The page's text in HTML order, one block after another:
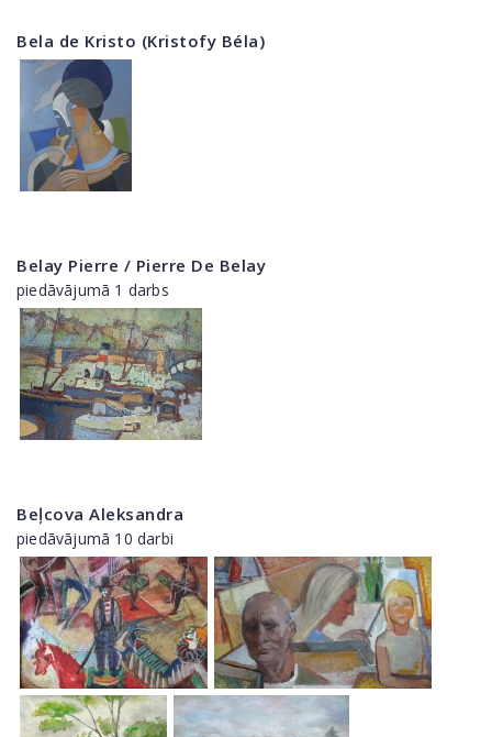
Bela de Kristo (Kristofy Béla)
Belay Pierre / Pierre De Belay
piedāvājumā 1 darbs
Beļcova Aleksandra
piedāvājumā 10 darbi